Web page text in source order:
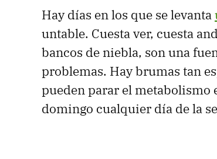
Hay días en los que se levanta
untable. Cuesta ver, cuesta
bancos de niebla, son una
problemas. Hay brumas tan
pueden parar el metabolismo
domingo cualquier día de la